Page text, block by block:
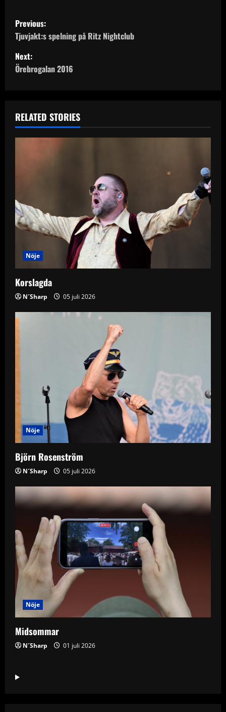
P
o
s
a
a
t
o
n
Previous:
Tjuvjakt:s spelning på Ritz Nightclub
Next:
Örebrogalan 2016
RELATED STORIES
Nöje
Korslagda
N´Sharp 05 juli 2026
Nöje
Björn Rosenström
N´Sharp 05 juli 2026
Nöje
Midsommar
N´Sharp 01 juli 2026